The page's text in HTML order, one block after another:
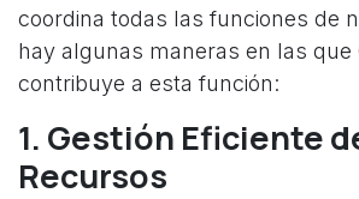
coordina todas las funciones de
hay algunas maneras en las que
contribuye a esta función:
1. Gestión Eficiente
Recursos